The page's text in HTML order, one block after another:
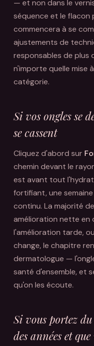
— et non dans le
séquence et le flacon
commencera à se
ajustements de
responsables de plus
n'importe quelle mise
catégorie.
Si vos ongles se
se cassent
Cliquez d'abord sur
chemin devant le
est avant tout
fortifiant, une
continu. La majorité
amélioration nette en
l'amélioration tarde,
change, le chapitre
dermatologue —
santé d'ensemble, et
qu'on les écoute.
Si vous portez
des années et